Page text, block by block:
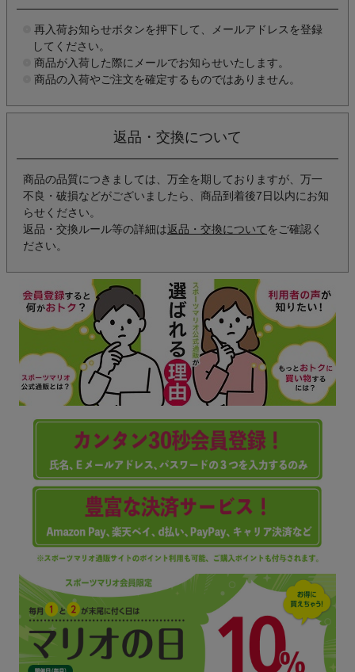
再入荷お知らせボタンを押下して、メールアドレスを登録
してください。
商品が入荷した際にメールでお知らせいたします。
商品の入荷やご注文を確定するものではありません。
返品・交換について
商品の品質につきましては、万全を期しておりますが、万一
不良・破損などがございましたら、商品到着後7日以内にお知
らせください。
返品・交換ルール等の詳細は返品・交換について をご確認く
ださい。